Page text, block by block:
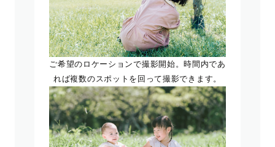
ご希望のロケーションで撮影開始。時間内であ
れば複数のスポットを回って撮影できます。